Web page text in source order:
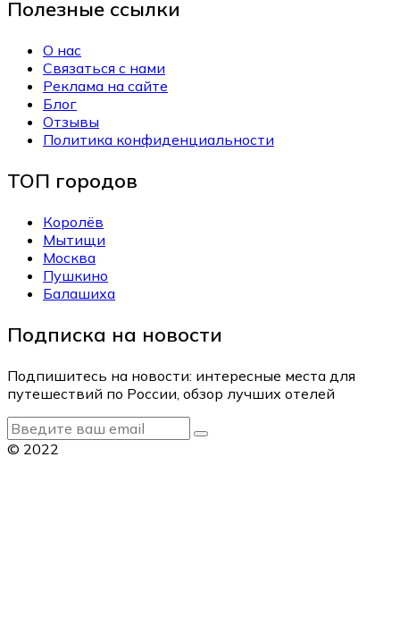
Полезные ссылки
О нас
Связаться с нами
Реклама на сайте
Блог
Отзывы
Политика конфиденциальности
ТОП городов
Королёв
Мытищи
Москва
Пушкино
Балашиха
Подписка на новости
Подпишитесь на новости: интересные места для
путешествий по России, обзор лучших отелей
© 2022